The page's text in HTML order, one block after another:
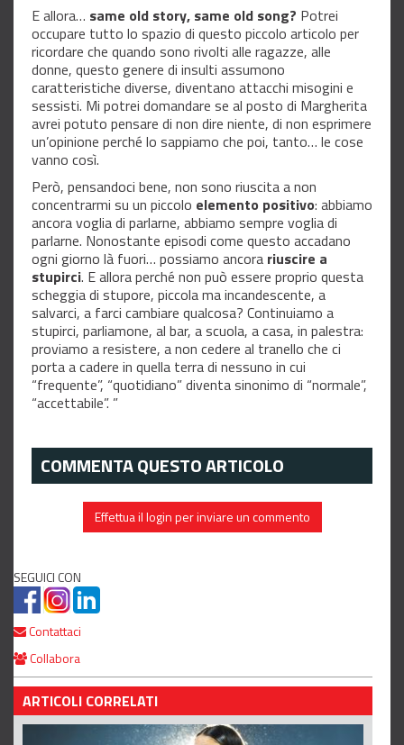
E allora… same old story, same old song? Potrei
occupare tutto lo spazio di questo piccolo articolo per
ricordare che quando sono rivolti alle ragazze, alle
donne, questo genere di insulti assumono
caratteristiche diverse, diventano attacchi misogini e
sessisti. Mi potrei domandare se al posto di Margherita
avrei potuto pensare di non dire niente, di non esprimere
un’opinione perché lo sappiamo che poi, tanto… le cose
vanno così.
Però, pensandoci bene, non sono riuscita a non
concentrarmi su un piccolo elemento positivo: abbiamo
ancora voglia di parlarne, abbiamo sempre voglia di
parlarne. Nonostante episodi come questo accadano
ogni giorno là fuori… possiamo ancora riuscire a
stupirci. E allora perché non può essere proprio questa
scheggia di stupore, piccola ma incandescente, a
salvarci, a farci cambiare qualcosa? Continuiamo a
stupirci, parliamone, al bar, a scuola, a casa, in palestra:
proviamo a resistere, a non cedere al tranello che ci
porta a cadere in quella terra di nessuno in cui
“frequente”, “quotidiano” diventa sinonimo di “normale”,
“accettabile”. ”
COMMENTA QUESTO ARTICOLO
Effettua il login per inviare un commento
SEGUICI CON
Contattaci
Collabora
ARTICOLI CORRELATI